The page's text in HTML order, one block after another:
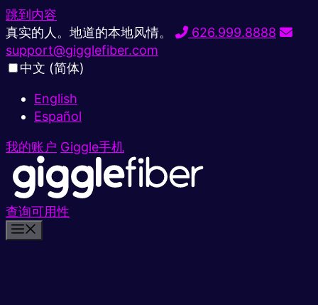
跳到内容
真实的人。地道的本地风情。
626.999.8888
support@gigglefiber.com
中文 (简体)
English
Español
我的账户 Giggle手机
查询可用性